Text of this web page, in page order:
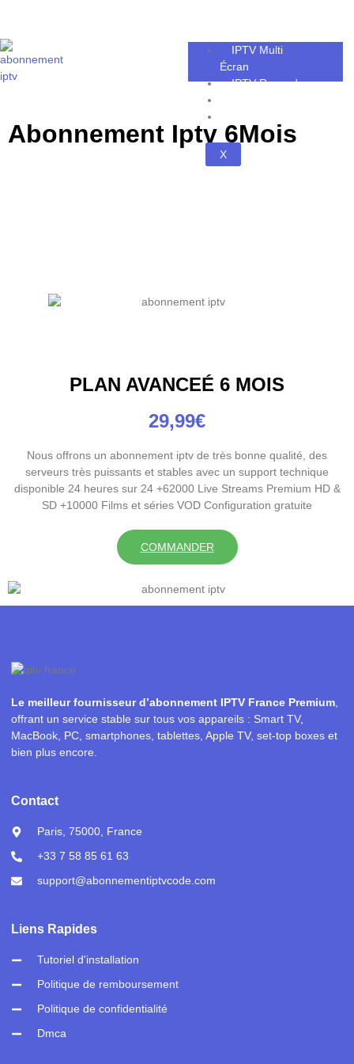
IPTV Multi
Écran
IPTV Revendeur
X
Abonnement Iptv 6Mois
PLAN AVANCEÉ 6 MOIS
29,99€
Nous offrons un abonnement iptv de très bonne qualité, des
serveurs très puissants et stables avec un support technique
disponible 24 heures sur 24 +62000 Live Streams Premium HD &
SD +10000 Films et séries VOD Configuration gratuite
COMMANDER
Le meilleur fournisseur d’abonnement IPTV France Premium
offrant un service stable sur tous vos appareils : Smart TV,
MacBook, PC, smartphones, tablettes, Apple TV, set-top boxes et
bien plus encore.
Contact
Paris, 75000, France
+33 7 58 85 61 63
support@abonnementiptvcode.com
Liens Rapides
Tutoriel d'installation
Politique de remboursement
Politique de confidentialité
Dmca